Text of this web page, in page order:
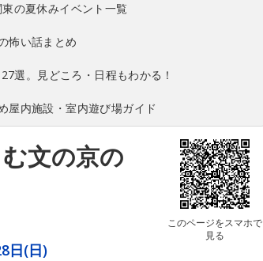
の夏休みイベント一覧
怖い話まとめ
選。見どころ・日程もわかる！
屋内施設・室内遊び場ガイド
文の京の
このページをスマホで
見る
日(日)